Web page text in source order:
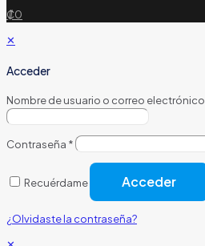
₡0
✕
Acceder
Nombre de usuario o correo electrónico
Contraseña *
Recuérdame Acceder
¿Olvidaste la contraseña?